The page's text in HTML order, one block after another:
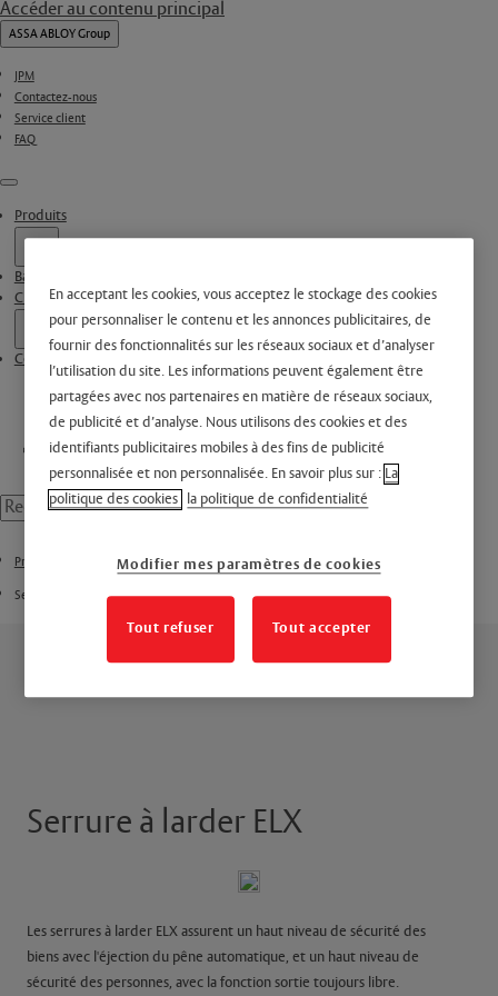
Accéder au contenu principal
ASSA ABLOY Group
JPM
Contactez-nous
Service client
FAQ
Menu
Produits
Barre anti-panique | JPM
CLEWEB & CYLWEB
Conditions Générales de Vente
Produits
Serrure à larder
Serrure à larder ELX
Les serrures à larder ELX assurent un haut niveau de sécurité des
biens avec l'éjection du pêne automatique, et un haut niveau de
sécurité des personnes, avec la fonction sortie toujours libre.
En acceptant les cookies, vous acceptez le stockage des cookies
pour personnaliser le contenu et les annonces publicitaires, de
fournir des fonctionnalités sur les réseaux sociaux et d’analyser
l’utilisation du site. Les informations peuvent également être
partagées avec nos partenaires en matière de réseaux sociaux,
de publicité et d’analyse. Nous utilisons des cookies et des
identifiants publicitaires mobiles à des fins de publicité
personnalisée et non personnalisée. En savoir plus sur : La
politique des cookies la politique de confidentialité
Modifier mes paramètres de cookies
Tout refuser Tout accepter